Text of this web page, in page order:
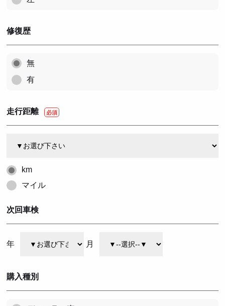
修復歴
無
有
走行距離
km
マイル
次回車検
年 月
購入種別